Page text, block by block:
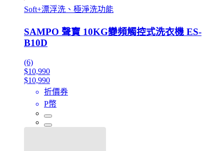
Soft+漂浮洗、極淨洗功能
SAMPO 聲寶 10KG變頻觸控式洗衣機 ES-
B10D
(6)
$10,990
$10,990
折價券
P幣